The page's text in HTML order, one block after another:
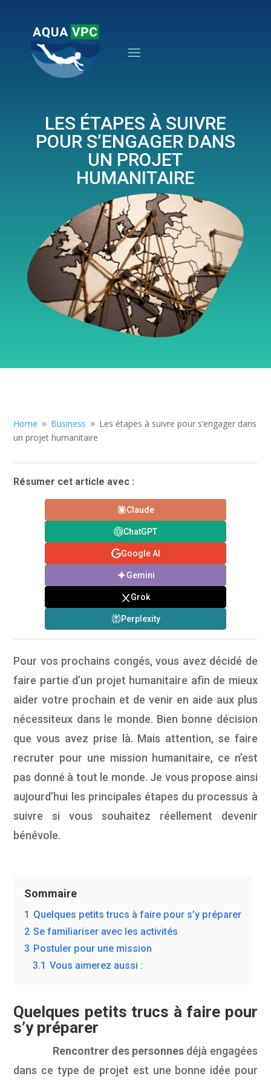
LES ÉTAPES À SUIVRE
POUR S’ENGAGER DANS
UN PROJET
HUMANITAIRE
Home 9 Business 9 Les étapes à suivre pour s’engager dans
un projet humanitaire
Résumer cet article avec :
Claude
ChatGPT
Google AI
Gemini
Grok
Perplexity
Pour vos prochains congés, vous avez décidé de
faire partie d’un projet humanitaire afin de mieux
aider votre prochain et de venir en aide aux plus
nécessiteux dans le monde. Bien bonne décision
que vous avez prise là. Mais attention, se faire
recruter pour une mission humanitaire, ce n’est
pas donné à tout le monde. Je vous propose ainsi
aujourd’hui les principales étapes du processus à
suivre si vous souhaitez réellement devenir
bénévole.
Sommaire
1 Quelques petits trucs à faire pour s’y préparer
2 Se familiariser avec les activités
3 Postuler pour une mission
3.1 Vous aimerez aussi :
Quelques petits trucs à faire pour
s’y préparer
Rencontrer des personnes déjà engagées
dans ce type de projet est une bonne idée pour